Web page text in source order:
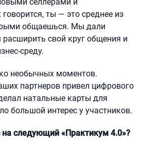
ты — это среднее из
общаешься. Мы дали
свой круг общения и
среду.
необычных моментов.
партнеров привел цифрового
натальные карты для
большой интерес у участников.
следующий «Практикум 4.0»?